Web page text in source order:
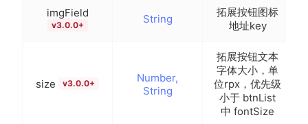
imgField
v3.0.0+ String
拓展按钮图标
地址key
size v3.0.0+
Number,
String
拓展按钮文本
字体大小，单
位rpx，优先级
小于 btnList
中 fontSize